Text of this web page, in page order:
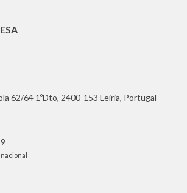
62/64 1ºDto, 2400-153 Leiria, Portugal